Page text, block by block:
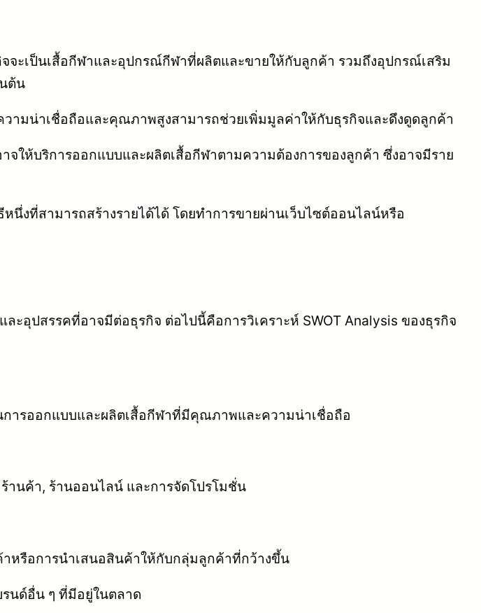
จะเป็นเสื้อกีฬาและอุปกรณ์กีฬาที่ผลิตและขายให้กับลูกค้า รวมถึงอุปกรณ์เสริม
ต้น
ามน่าเชื่อถือและคุณภาพสูงสามารถช่วยเพิ่มมูลค่าให้กับธุรกิจและดึงดูดลูกค้า
จให้บริการออกแบบและผลิตเสื้อกีฬาตามความต้องการของลูกค้า ซึ่งอาจมีราย
นึ่งที่สามารถสร้างรายได้ได้ โดยทำการขายผ่านเว็บไซต์ออนไลน์หรือ
ะอุปสรรคที่อาจมีต่อธุรกิจ ต่อไปนี้คือการวิเคราะห์ SWOT Analysis ของธุรกิจ
ารออกแบบและผลิตเสื้อกีฬาที่มีคุณภาพและความน่าเชื่อถือ
นค้า, ร้านออนไลน์ และการจัดโปรโมชั่น
หรือการนำเสนอสินค้าให้กับกลุ่มลูกค้าที่กว้างขึ้น
นด์อื่น ๆ ที่มีอยู่ในตลาด